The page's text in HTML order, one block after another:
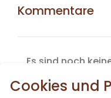
Kommentare
Es sind noch
Cookies und